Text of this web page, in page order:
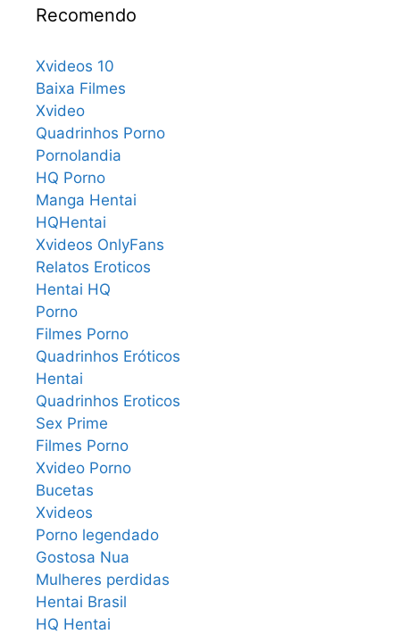
Recomendo
Xvideos 10
Baixa Filmes
Xvideo
Quadrinhos Porno
Pornolandia
HQ Porno
Manga Hentai
HQHentai
Xvideos OnlyFans
Relatos Eroticos
Hentai HQ
Porno
Filmes Porno
Quadrinhos Eróticos
Hentai
Quadrinhos Eroticos
Sex Prime
Filmes Porno
Xvideo Porno
Bucetas
Xvideos
Porno legendado
Gostosa Nua
Mulheres perdidas
Hentai Brasil
HQ Hentai